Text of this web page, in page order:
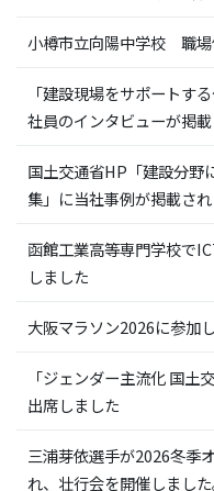
小樽市立向陽中学校 職場
「建設現場をサポートす
社員のインタビューが掲
国土交通省HP「建設分野
集」に当社事例が掲載さ
函館工業高等専門学校で
しました
大阪マラソン2026に参加
「ジェンダー主流化 国土
出席しました
三浦芽依選手が2026冬季
れ、壮行会を開催しました